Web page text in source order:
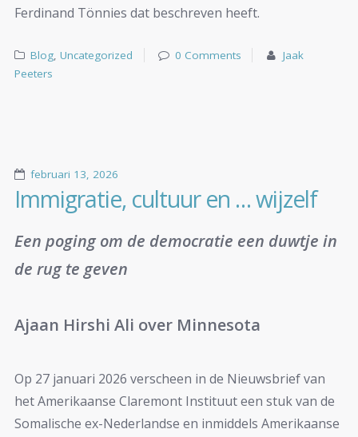
Ferdinand Tönnies dat beschreven heeft.
Blog,Uncategorized 0 Comments
Jaak
Peeters
februari 13, 2026
Immigratie, cultuur en … wijzelf
Een poging om de democratie een duwtje in
de rug te geven
Ajaan Hirshi Ali over Minnesota
Op 27 januari 2026 verscheen in de Nieuwsbrief van
het Amerikaanse Claremont Instituut een stuk van de
Somalische ex-Nederlandse en inmiddels Amerikaanse